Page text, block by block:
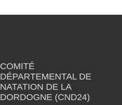
COMITÉ
DÉPARTEMENTAL DE
NATATION DE LA
DORDOGNE (CND24)